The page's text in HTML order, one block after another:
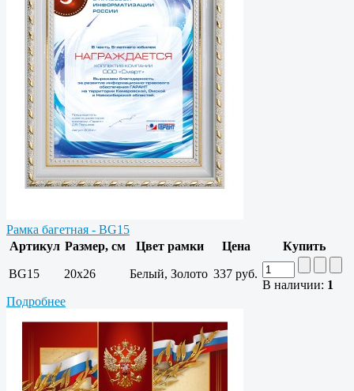
Рамка багетная - BG15
Артикул Размер, см Цвет рамки Цена Купить
BG15 20x26 Белый, Золото 337 руб.
В наличии: 1
Подробнее